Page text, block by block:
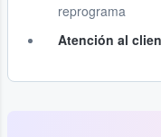
reprograma
Atención al